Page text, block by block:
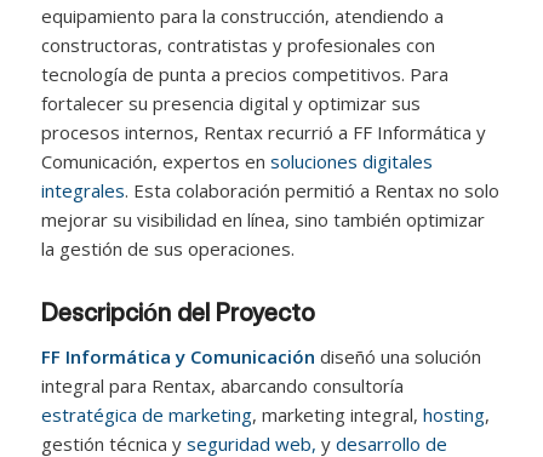
equipamiento para la construcción, atendiendo a
constructoras, contratistas y profesionales con
tecnología de punta a precios competitivos. Para
fortalecer su presencia digital y optimizar sus
procesos internos, Rentax recurrió a FF Informática y
Comunicación, expertos en soluciones digitales
integrales. Esta colaboración permitió a Rentax no solo
mejorar su visibilidad en línea, sino también optimizar
la gestión de sus operaciones.
Descripción del Proyecto
FF Informática y Comunicación diseñó una solución
integral para Rentax, abarcando consultoría
estratégica de marketing, marketing integral, hosting,
gestión técnica y seguridad web, y desarrollo de